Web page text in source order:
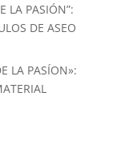
LA PASIÓN”:
DE ASEO
LA PASÍON»: